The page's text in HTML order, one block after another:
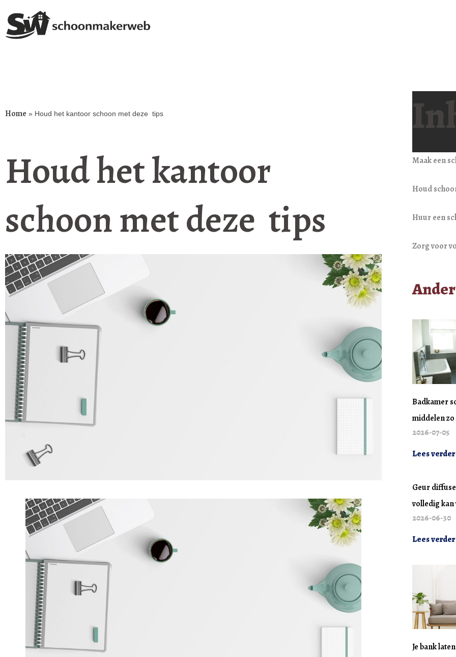
Home » Houd het kantoor schoon met deze tips
Houd het kantoor
schoon met deze tips
Maak een
Houd
Huur een
Zorg voor
Badkamer
middelen
2026-07-05
Lees verder
Geur
volledig
2026-06-30
Lees verder
Je bank